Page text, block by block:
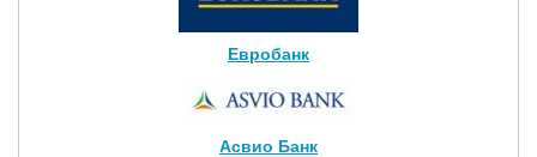
Евробанк
Асвио Банк